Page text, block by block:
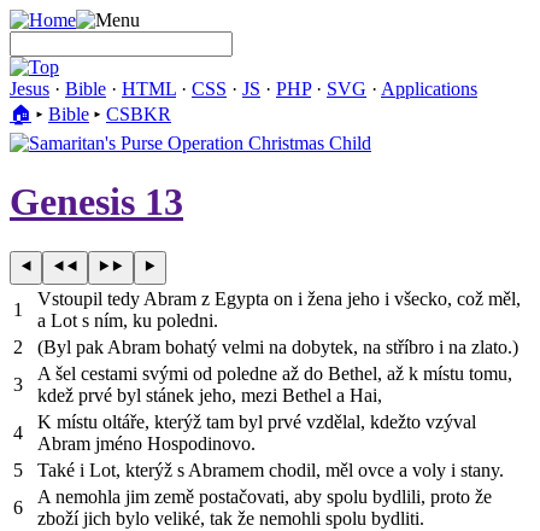
Jesus · Bible · HTML · CSS · JS · PHP· SVG · Applications
🏠︎ ▸ Bible ▸ CSBKR
Genesis 13
1
Vstoupil tedy Abram z Egypta on i žena jeho i všecko, což měl,
a Lot s ním, ku poledni.
2
(Byl pak Abram bohatý velmi na dobytek, na stříbro i na zlato.)
3
A šel cestami svými od poledne až do Bethel, až k místu tomu,
kdež prvé byl stánek jeho, mezi Bethel a Hai,
4
K místu oltáře, kterýž tam byl prvé vzdělal, kdežto vzýval
Abram jméno Hospodinovo.
5
Také i Lot, kterýž s Abramem chodil, měl ovce a voly i stany.
6
A nemohla jim země postačovati, aby spolu bydlili, proto že
zboží jich bylo veliké, tak že nemohli spolu bydliti.